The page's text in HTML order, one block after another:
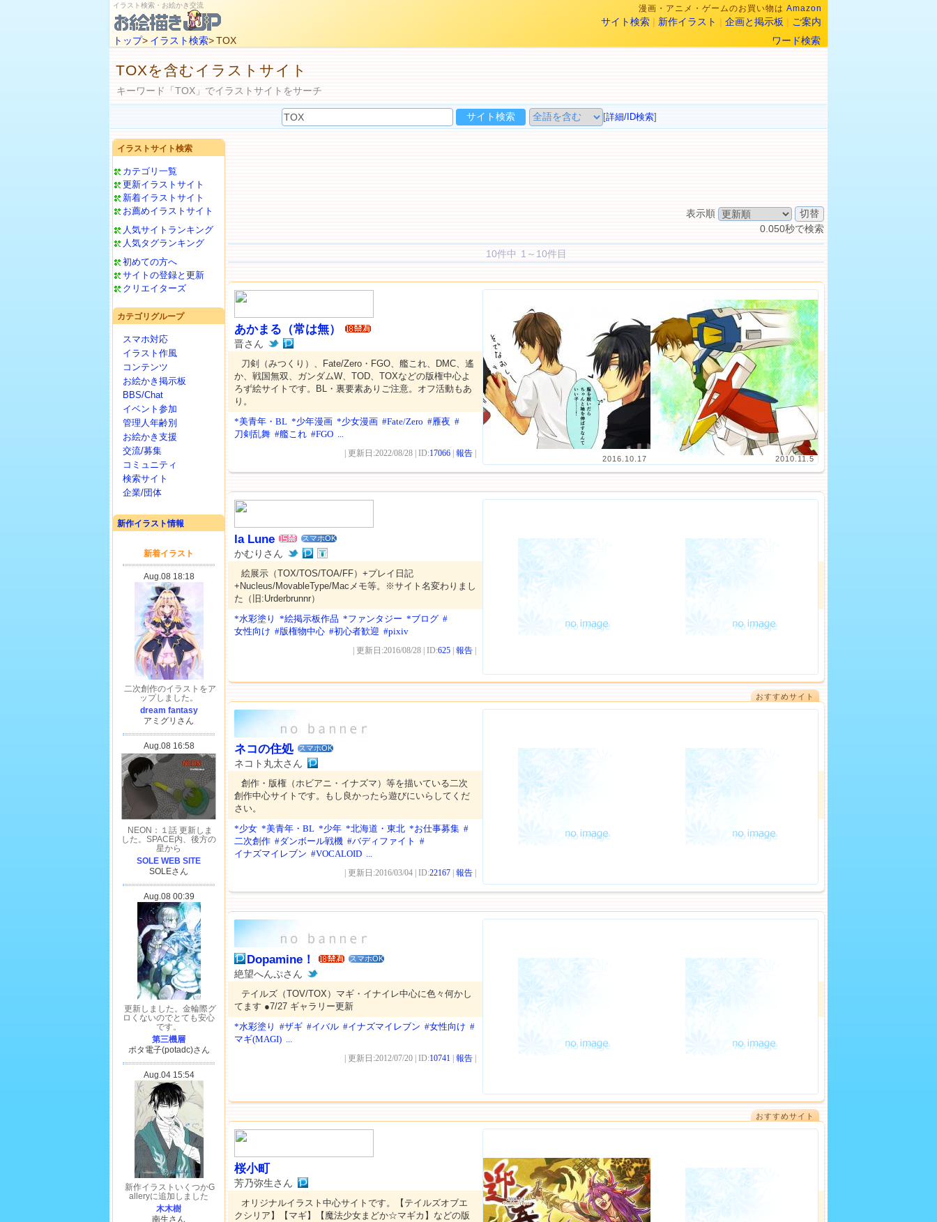
イラスト検索・お絵かき交流 漫画・アニメ・ゲームのお買い物は Amazon
サイト検索 | 新作イラスト | 企画と掲示板 | ご案内
トップ> イラスト検索> TOX ワード検索
TOXを含むイラストサイト
キーワード「TOX」でイラストサイトをサーチ
[詳細/ID検索]
イラストサイト検索
カテゴリ一覧
更新イラストサイト
新着イラストサイト
お薦めイラストサイト
人気サイトランキング
人気タグランキング
初めての方へ
サイトの登録と更新
クリエイターズ
カテゴリグループ
スマホ対応
イラスト作風
コンテンツ
お絵かき掲示板
BBS/Chat
イベント参加
管理人年齢別
お絵かき支援
交流/募集
コミュニティ
検索サイト
企業/団体
新作イラスト情報
表示順
0.050秒で検索
10件中 1～10件目
2016.10.17 2010.11.5
あかまる（常は無）
晋さん
刀剣（みつくり）、Fate/Zero・FGO、艦これ、DMC、遙
か、戦国無双、ガンダムW、TOD、TOXなどの版権中心よ
ろず絵サイトです。BL・裏要素ありご注意。オフ活動もあ
り。
*美青年・BL *少年漫画 *少女漫画 #Fate/Zero #雁夜 #
刀剣乱舞 #艦これ #FGO ...
| 更新日:2022/08/28 | ID:17066 報告
la Lune スマホOK
かむりさん
絵展示（TOX/TOS/TOA/FF）+プレイ日記
+Nucleus/MovableType/Macメモ等。※サイト名変わりまし
た（旧:Urderbrunnr）
*水彩塗り *絵掲示板作品 *ファンタジー *ブログ #
女性向け #版権物中心 #初心者歓迎 #pixiv
| 更新日:2016/08/28 | ID:625 報告
おすすめサイト
ネコの住処 スマホOK
ネコト丸太さん
創作・版権（ホビアニ・イナズマ）等を描いている二次
創作中心サイトです。もし良かったら遊びにいらしてくだ
さい。
*少女 *美青年・BL *少年 *北海道・東北 *お仕事募集 #
二次創作 #ダンボール戦機 #バディファイト #
イナズマイレブン #VOCALOID ...
| 更新日:2016/03/04 | ID:22167 報告
Dopamine！ スマホOK
絶望へんぷさん
テイルズ（TOV/TOX）マギ・イナイレ中心に色々何かし
てます ●7/27 ギャラリー更新
*水彩塗り #ザギ #イバル #イナズマイレブン #女性向け #
マギ(MAGI) ...
| 更新日:2012/07/20 | ID:10741 報告
おすすめサイト
桜小町
芳乃弥生さん
オリジナルイラスト中心サイトです。【テイルズオブエ
クシリア】【マギ】【魔法少女まどか☆マギカ】などの版